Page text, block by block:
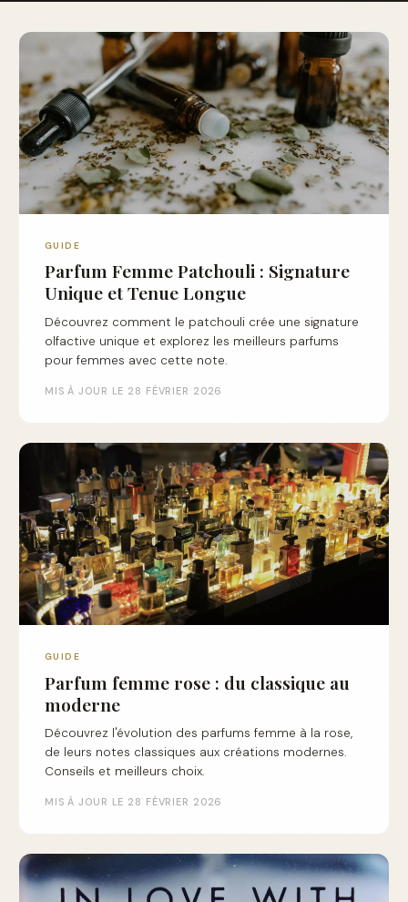
GUIDE
Parfum Femme Patchouli : Signature
Unique et Tenue Longue
Découvrez comment le patchouli crée une signature
olfactive unique et explorez les meilleurs parfums
pour femmes avec cette note.
MIS À JOUR LE 28 FÉVRIER 2026
GUIDE
Parfum femme rose : du classique au
moderne
Découvrez l'évolution des parfums femme à la rose,
de leurs notes classiques aux créations modernes.
Conseils et meilleurs choix.
MIS À JOUR LE 28 FÉVRIER 2026